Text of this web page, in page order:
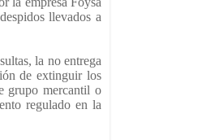
llevados a
la no entrega
de extinguir los
grupo mercantil o
regulado en la